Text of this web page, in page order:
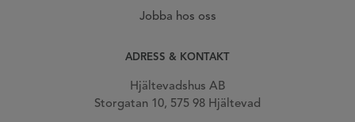
Jobba hos oss
ADRESS & KONTAKT
Hjältevadshus AB
Storgatan 10, 575 98 Hjältevad